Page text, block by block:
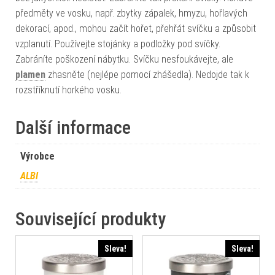
předměty ve vosku, např. zbytky zápalek, hmyzu, hořlavých
dekorací, apod., mohou začít hořet, přehřát svíčku a způsobit
vzplanutí. Používejte stojánky a podložky pod svíčky.
Zabráníte poškození nábytku. Svíčku nesfoukávejte, ale
plamen zhasněte (nejlépe pomocí zhášedla). Nedojde tak k
rozstříknutí horkého vosku.
Další informace
Výrobce
ALBI
Související produkty
Sleva! Sleva!